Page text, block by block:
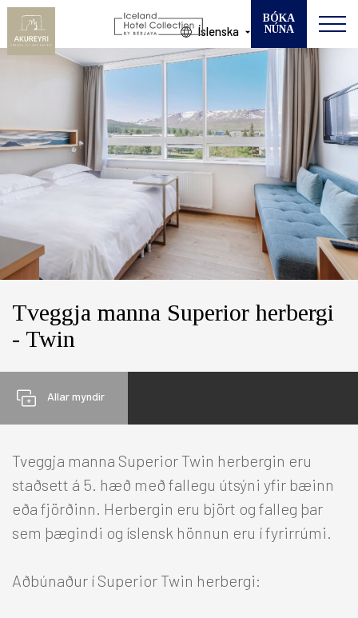
HÓTEL
Reykjavík +
Íslenska
BÓKA
NÚNA
VELDU HÓTEL
BROTTFÖR GESTIR
Breyta bókun
Tveggja manna Superior herbergi
- Twin
Allar myndir
Tveggja manna Superior Twin herbergin eru
staðsett á 5. hæð með fallegu útsýni yfir bæinn
eða fjörðinn. Herbergin eru björt og falleg þar
sem þægindi og íslensk hönnun eru í fyrirrúmi.
Aðbúnaður í Superior Twin herbergi: